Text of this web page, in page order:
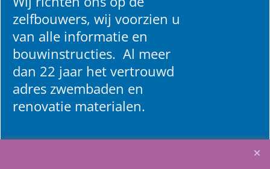
zelfbouwers, wij voorzien u
van alle informatie en
bouwinstructies. Al meer
dan 22 jaar het vertrouwd
adres zwembaden en
renovatie materialen.
Heeft u vragenmail ons.